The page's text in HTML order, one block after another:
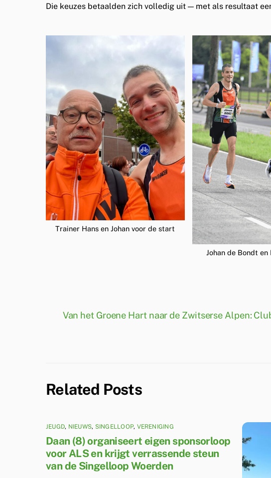
Die keuzes betaalden zich volledig uit — met als resultaat
Trainer Hans en Johan voor de start
Johan de Bondt
Van het Groene Hart naar de Zwitserse Alpen:
Related Posts
JEUGD, NIEUWS, SINGELLOOP, VERENIGING
Daan (8) organiseert eigen sponsorloop
voor ALS en krijgt verrassende steun
van de Singelloop Woerden